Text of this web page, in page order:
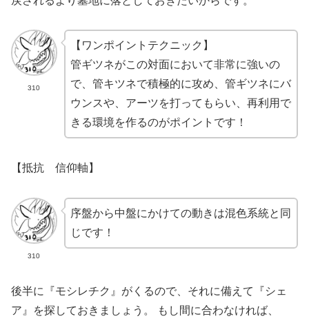
310
【ワンポイントテクニック】
管ギツネがこの対面において非常に強いの
で、管キツネで積極的に攻め、管ギツネにバ
ウンスや、アーツを打ってもらい、再利用で
きる環境を作るのがポイントです！
【抵抗 信仰軸】
310
序盤から中盤にかけての動きは混色系統と同
じです！
後半に『モシレチク』がくるので、それに備えて『シェ
ア』を探しておきましょう。 もし間に合わなければ、